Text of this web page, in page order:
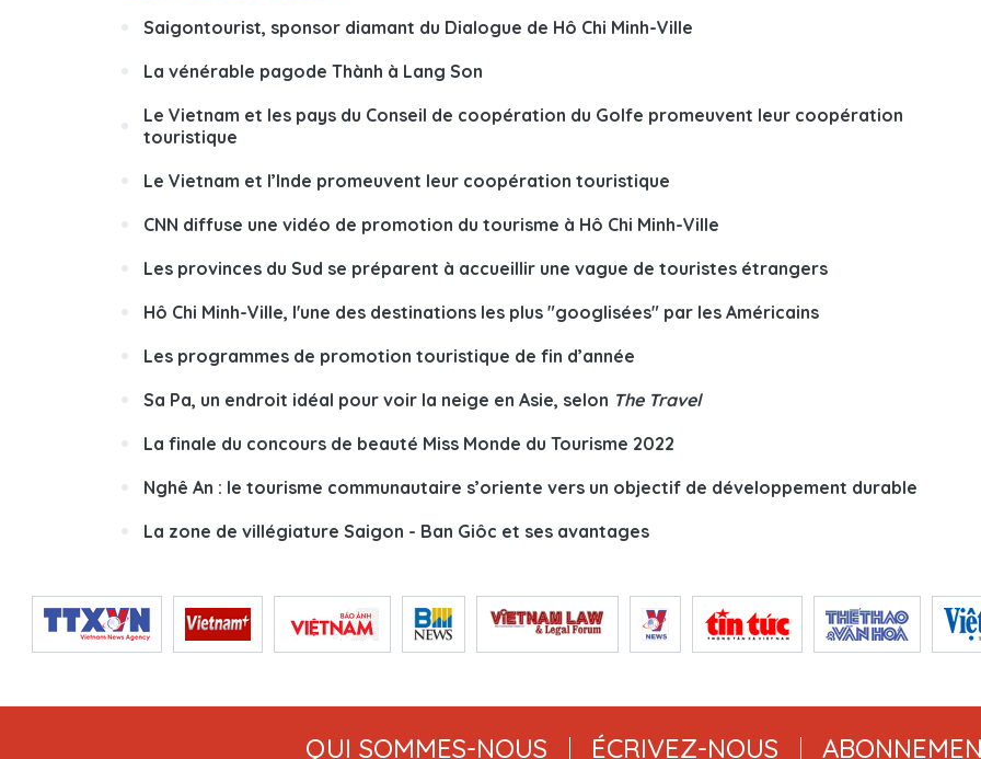
Saigontourist, sponsor diamant du Dialogue de Hô Chi Minh-Ville
La vénérable pagode Thành à Lang Son
Le Vietnam et les pays du Conseil de coopération du Golfe promeuvent leur coopération
touristique
Le Vietnam et l’Inde promeuvent leur coopération touristique
CNN diffuse une vidéo de promotion du tourisme à Hô Chi Minh-Ville
Les provinces du Sud se préparent à accueillir une vague de touristes étrangers
Hô Chi Minh-Ville, l'une des destinations les plus "googlisées" par les Américains
Les programmes de promotion touristique de fin d’année
Sa Pa, un endroit idéal pour voir la neige en Asie, selon The Travel
La finale du concours de beauté Miss Monde du Tourisme 2022
Nghê An : le tourisme communautaire s’oriente vers un objectif de développement durable
La zone de villégiature Saigon - Ban Giôc et ses avantages
QUI SOMMES-NOUS ÉCRIVEZ-NOUS